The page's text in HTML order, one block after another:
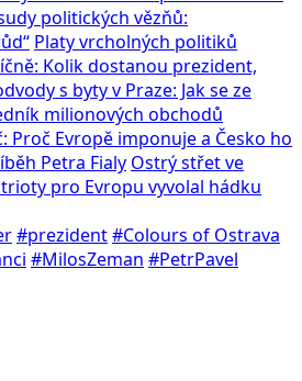
politických vězňů:
Platy vrcholných politiků
Kolik dostanou prezident,
s byty v Praze: Jak se ze
milionových obchodů
Proč Evropě imponuje a Česko ho
Petra Fialy Ostrý střet ve
pro Evropu vyvolal hádku
#prezident#Colours of Ostrava
#MilosZeman #PetrPavel